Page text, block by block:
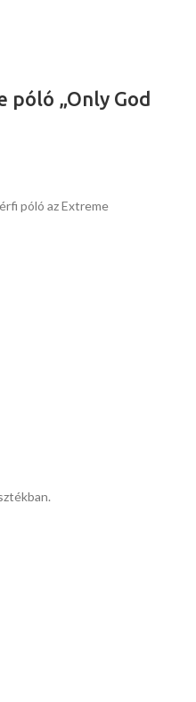
póló „Only God
póló az Extreme